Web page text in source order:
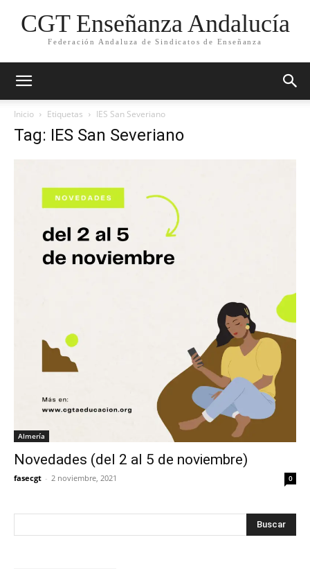
CGT Enseñanza Andalucía
Federación Andaluza de Sindicatos de Enseñanza
Inicio Etiquetas IES San Severiano
Tag: IES San Severiano
Almería
Novedades (del 2 al 5 de noviembre)
fasecgt - 2 noviembre, 2021 0